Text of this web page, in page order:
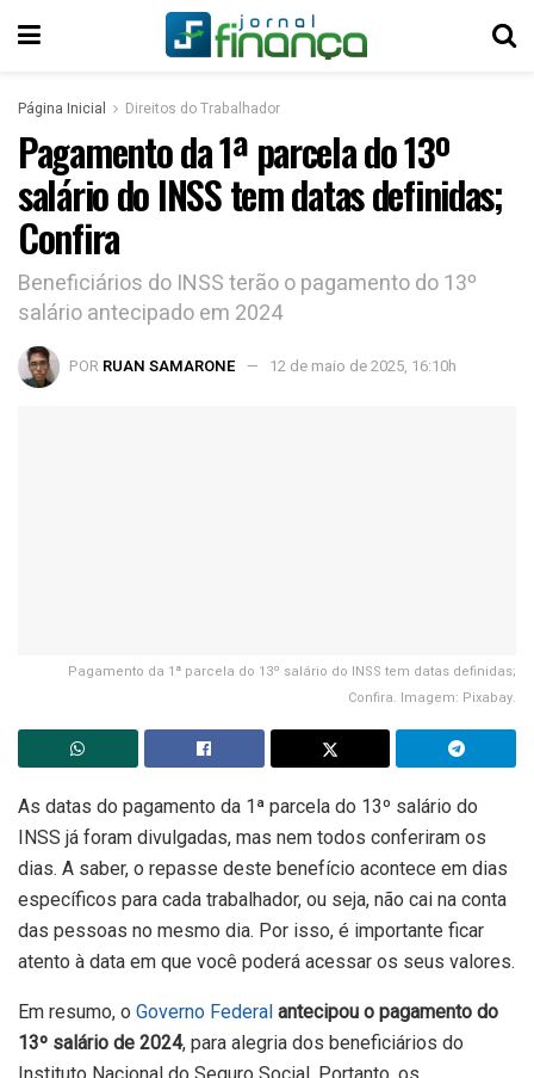
Página Inicial Direitos do Trabalhador
Pagamento da 1ª parcela do 13º
salário do INSS tem datas definidas;
Confira
Beneficiários do INSS terão o pagamento do 13º
salário antecipado em 2024
POR RUAN SAMARONE 12 de maio de 2025, 16:10h
Pagamento da 1ª parcela do 13º salário do INSS tem datas definidas;
Confira. Imagem: Pixabay.
As datas do pagamento da 1ª parcela do 13º salário do
INSS já foram divulgadas, mas nem todos conferiram os
dias. A saber, o repasse deste benefício acontece em dias
específicos para cada trabalhador, ou seja, não cai na conta
das pessoas no mesmo dia. Por isso, é importante ficar
atento à data em que você poderá acessar os seus valores.
Em resumo, o Governo Federal antecipou o pagamento do
13º salário de 2024, para alegria dos beneficiários do